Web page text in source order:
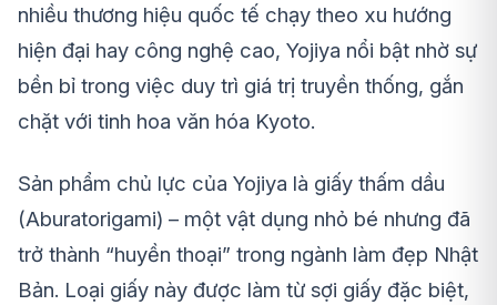
nhiều thương hiệu quốc tế chạy theo xu hướng
hiện đại hay công nghệ cao, Yojiya nổi bật nhờ sự
bền bỉ trong việc duy trì giá trị truyền thống, gắn
chặt với tinh hoa văn hóa Kyoto.
Sản phẩm chủ lực của Yojiya là giấy thấm dầu
(Aburatorigami) – một vật dụng nhỏ bé nhưng đã
trở thành “huyền thoại” trong ngành làm đẹp Nhật
Bản. Loại giấy này được làm từ sợi giấy đặc biệt,